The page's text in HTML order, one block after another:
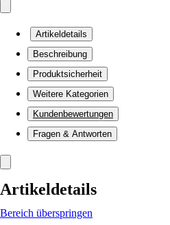
Artikeldetails
Beschreibung
Produktsicherheit
Weitere Kategorien
Kundenbewertungen
Fragen & Antworten
Artikeldetails
Bereich überspringen